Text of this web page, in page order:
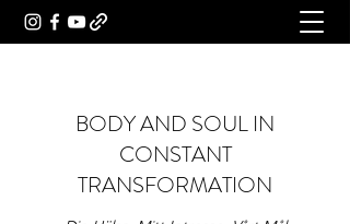
BODY AND SOUL IN
CONSTANT
TRANSFORMATION